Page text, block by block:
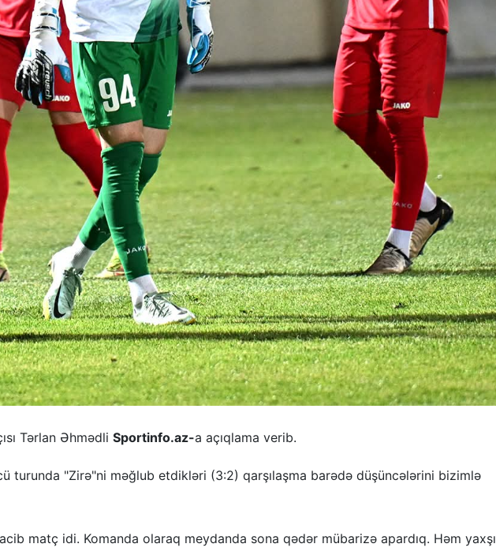
Tərlan Əhmədli Sportinfo.az-a açıqlama verib.
turunda "Zirə"ni məğlub etdikləri (3:2) qarşılaşma barədə düşüncələrini bizimlə
matç idi. Komanda olaraq meydanda sona qədər mübarizə apardıq. Həm yaxşı